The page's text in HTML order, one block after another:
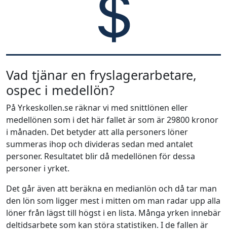
Vad tjänar en fryslagerarbetare,
ospec i medellön?
På Yrkeskollen.se räknar vi med snittlönen eller
medellönen som i det här fallet är som är 29800 kronor
i månaden. Det betyder att alla personers löner
summeras ihop och divideras sedan med antalet
personer. Resultatet blir då medellönen för dessa
personer i yrket.
Det går även att beräkna en medianlön och då tar man
den lön som ligger mest i mitten om man radar upp alla
löner från lägst till högst i en lista. Många yrken innebär
deltidsarbete som kan störa statistiken. I de fallen är